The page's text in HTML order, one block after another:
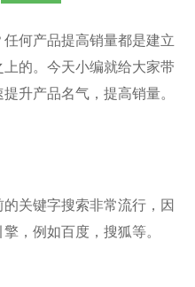
何产品提高销量都是建立
的。今天小编就给大家带
升产品名气，提高销量。
关键字搜索非常流行，因
，例如百度，搜狐等。